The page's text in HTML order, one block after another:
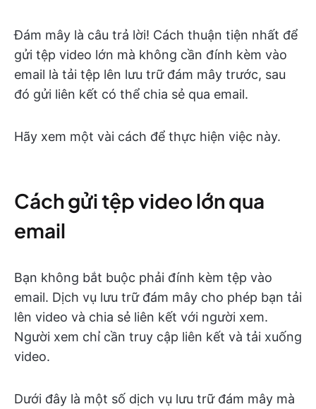
Đám mây là câu trả lời! Cách thuận tiện nhất để
gửi tệp video lớn mà không cần đính kèm vào
email là tải tệp lên lưu trữ đám mây trước, sau
đó gửi liên kết có thể chia sẻ qua email.
Hãy xem một vài cách để thực hiện việc này.
Cách gửi tệp video lớn qua
email
Bạn không bắt buộc phải đính kèm tệp vào
email. Dịch vụ lưu trữ đám mây cho phép bạn tải
lên video và chia sẻ liên kết với người xem.
Người xem chỉ cần truy cập liên kết và tải xuống
video.
Dưới đây là một số dịch vụ lưu trữ đám mây mà